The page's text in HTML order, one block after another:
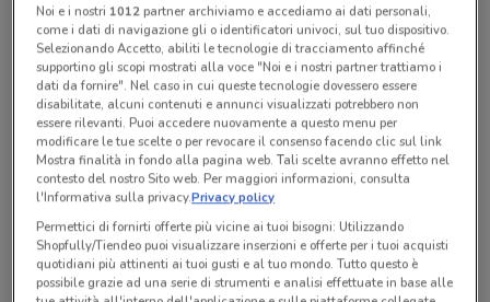
Tutte le promozioni di questo negozio
Noi e i nostri 1012partner archiviamo e accediamo ai dati personali,
come i dati di navigazione gli o identificatori univoci, sul tuo dispositivo.
Selezionando Accetto, abiliti le tecnologie di tracciamento affinché
supportino gli scopi mostrati alla voce "Noi e i nostri partner trattiamo i
dati da fornire". Nel caso in cui queste tecnologie dovessero essere
disabilitate, alcuni contenuti e annunci visualizzati potrebbero non
essere rilevanti. Puoi accedere nuovamente a questo menu per
modificare le tue scelte o per revocare il consenso facendo clic sul link
Mostra finalità in fondo alla pagina web. Tali scelte avranno effetto nel
contesto del nostro Sito web. Per maggiori informazioni, consulta
l'Informativa sulla privacy.Privacy policy
Permettici di fornirti offerte più vicine ai tuoi bisogni: Utilizzando
Shopfully/Tiendeo puoi visualizzare inserzioni e offerte per i tuoi acquisti
quotidiani più attinenti ai tuoi gusti e al tuo mondo. Tutto questo è
possibile grazie ad una serie di strumenti e analisi effettuate in base alle